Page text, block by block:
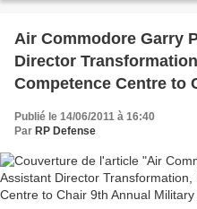
Air Commodore Garry
Director
Competence Centre to
Satellites
Publié le 14/06/2011 à 16:40
Par RP Defense